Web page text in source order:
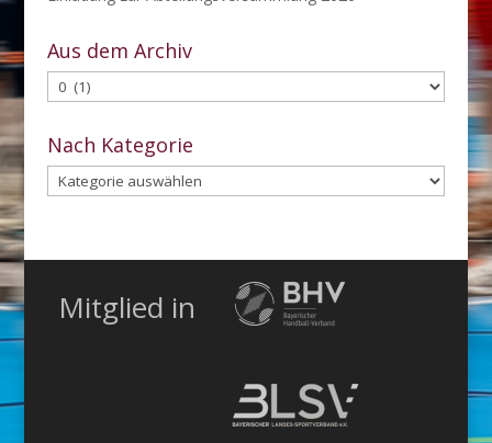
Aus dem Archiv
Aus
dem
Archiv
Nach Kategorie
Nach
Kategorie
Mitglied in